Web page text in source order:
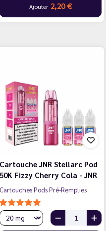
Ajouter 2,20 €
Cartouche JNR Stellarc Pod
50K Fizzy Cherry Cola - JNR
Cartouches Pods Pré-Remplies